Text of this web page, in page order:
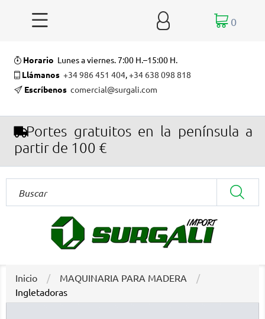
  0
Horario Lunes a viernes. 7:00 H.–15:00 H.
Llámanos +34 986 451 404,+34 638 098 818
Escríbenos comercial@surgali.com
Portes gratuitos en la península a
partir de 100 €
Inicio
MAQUINARIA PARA MADERA
Ingletadoras